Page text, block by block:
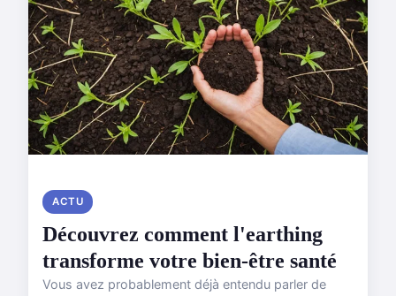
ACTU
Découvrez comment l'earthing
transforme votre bien-être santé
Vous avez probablement déjà entendu parler de